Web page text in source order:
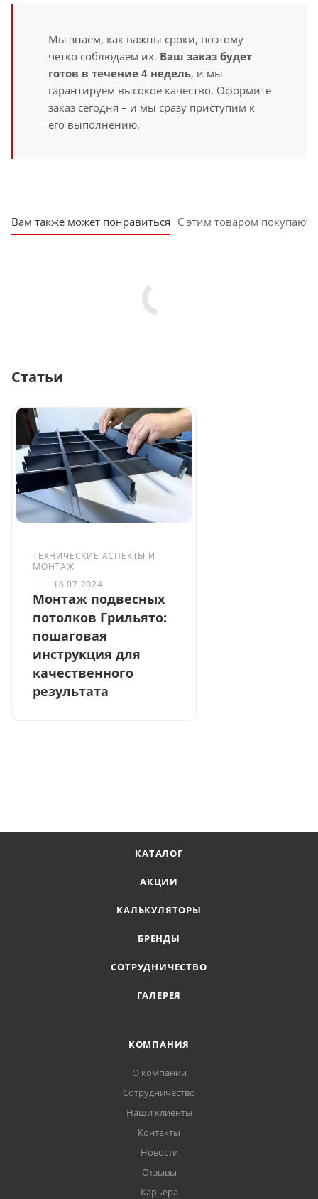
Мы знаем, как важны сроки, поэтому
четко соблюдаем их. Ваш заказ будет
готов в течение 4 недель, и мы
гарантируем высокое качество. Оформите
заказ сегодня – и мы сразу приступим к
его выполнению.
Вам также может понравиться С этим товаром покупают
Статьи
ТЕХНИЧЕСКИЕ АСПЕКТЫ И
МОНТАЖ
— 16.07.2024
Монтаж подвесных
потолков Грильято:
пошаговая
инструкция для
качественного
результата
КАТАЛОГ
АКЦИИ
КАЛЬКУЛЯТОРЫ
БРЕНДЫ
СОТРУДНИЧЕСТВО
ГАЛЕРЕЯ
КОМПАНИЯ
О компании
Сотрудничество
Наши клиенты
Контакты
Новости
Отзывы
Карьера